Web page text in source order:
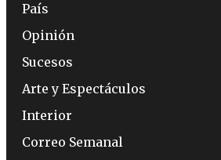
País
Opinión
Sucesos
Arte y Espectáculos
Interior
Correo Semanal